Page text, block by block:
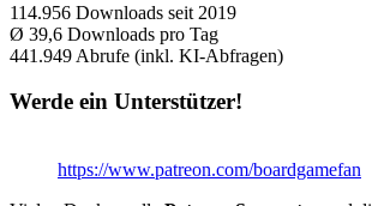
114.956 Downloads seit 2019
Ø 39,6 Downloads pro Tag
441.949 Abrufe (inkl. KI-Abfragen)
Werde ein Unterstützer!
https://www.patreon.com/boardgamefan